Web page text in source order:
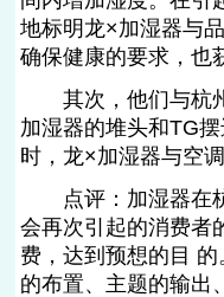
地标明龙×加湿器与
确保健康的要求，也
其次，他们与杭州
加湿器的堆头和TG
时，龙×加湿器与空
点评：加湿器在杭
会再次引起的消费者
费，达到预想的目
的布置、主题的输出